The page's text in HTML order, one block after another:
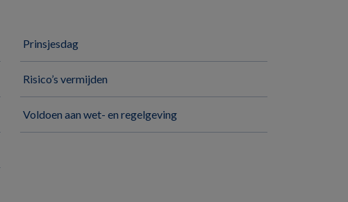
Prinsjesdag
Risico’s vermijden
Voldoen aan wet- en regelgeving